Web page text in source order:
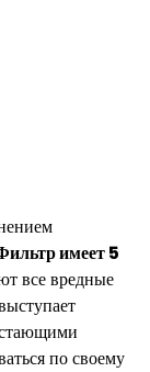
имеет 5
все вредные
по своему